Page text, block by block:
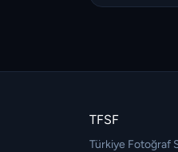
TFSF
Türkiye Fotoğraf